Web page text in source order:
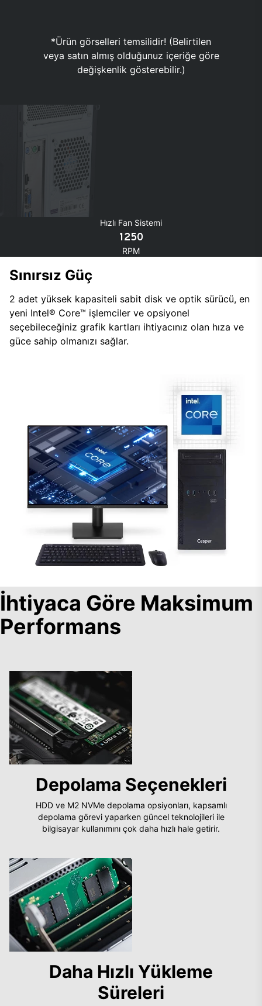
*Ürün görselleri temsilidir! (Belirtilen
veya satın almış olduğunuz içeriğe göre
değişkenlik gösterebilir.)
Hızlı Fan Sistemi
1250
RPM
Sınırsız Güç
2 adet yüksek kapasiteli sabit disk ve optik sürücü, en
yeni Intel® Core™ işlemciler ve opsiyonel
seçebileceğiniz grafik kartları ihtiyacınız olan hıza ve
güce sahip olmanızı sağlar.
İhtiyaca Göre Maksimum
Performans
Depolama Seçenekleri
HDD ve M2 NVMe depolama opsiyonları, kapsamlı
depolama görevi yaparken güncel teknolojileri ile
bilgisayar kullanımını çok daha hızlı hale getirir.
Daha Hızlı Yükleme
Süreleri